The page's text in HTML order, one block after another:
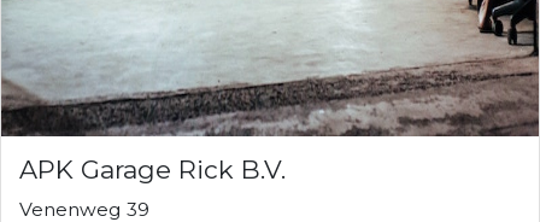
APK Garage Rick B.V.
Venenweg 39